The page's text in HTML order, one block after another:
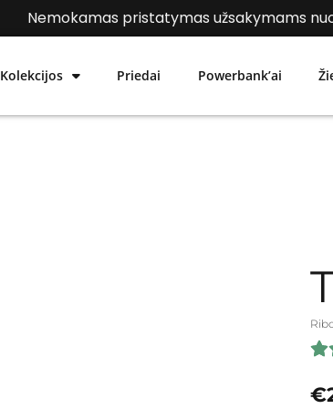
Nemokamas pristatymas užsakymams
Kolekcijos Priedai Powerbank’ai
€